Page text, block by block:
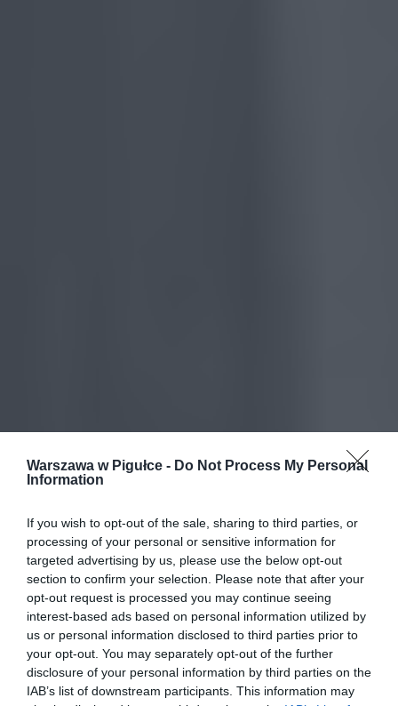
Warszawa w Pigułce - Do Not Process My Personal
Information
If you wish to opt-out of the sale, sharing to third parties, or
processing of your personal or sensitive information for
targeted advertising by us, please use the below opt-out
section to confirm your selection. Please note that after your
opt-out request is processed you may continue seeing
interest-based ads based on personal information utilized by
us or personal information disclosed to third parties prior to
your opt-out. You may separately opt-out of the further
disclosure of your personal information by third parties on the
IAB’s list of downstream participants. This information may